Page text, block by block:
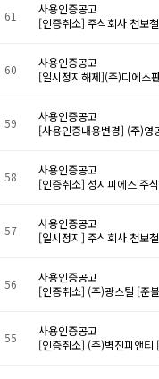
61
사용인증공고
[인증취소] 주식회사 천보
60
사용인증공고
[일시정지해제](주)디에스
59
사용인증공고
[사용인증내용변경] (주)영
58
사용인증공고
[인증취소] 성지피에스 주
57
사용인증공고
[일시정지] 주식회사 천보
56
사용인증공고
[인증취소] (주)광스틸 [준
55
사용인증공고
[인증취소] (주)벽진피앤티